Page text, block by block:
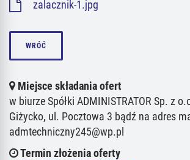
zalacznik-1.jpg
WRÓĆ
Miejsce składania ofert
w biurze Spółki ADMINISTRATOR Sp. z
Giżycko, ul. Pocztowa 3 bądź na adres
admtechniczny245@wp.pl
Termin złożenia oferty